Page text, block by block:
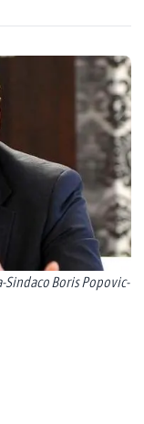
Sindaco Boris Popovic-